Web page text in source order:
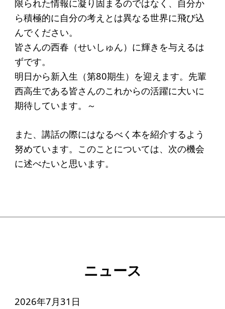
限られた情報に凝り固まるのではなく、自分か
ら積極的に自分の考えとは異なる世界に飛び込
んでください。
皆さんの西春（せいしゅん）に輝きを与えるは
ずです。
明日から新入生（第80期生）を迎えます。先輩
西高生である皆さんのこれからの活躍に大いに
期待しています。～
また、講話の際にはなるべく本を紹介するよう
努めています。このことについては、次の機会
に述べたいと思います。
ニュース
2026年7月31日